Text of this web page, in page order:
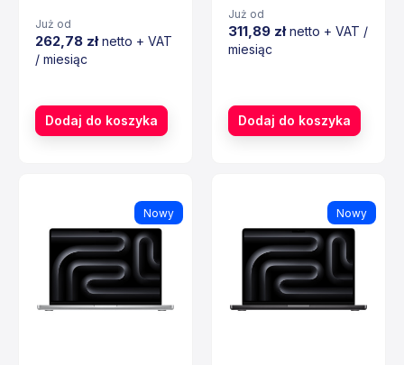
Już od
262,78 złnetto + VAT
/ miesiąc
Dodaj do koszyka
Już od
311,89 złnetto + VAT /
miesiąc
Dodaj do koszyka
Nowy Nowy